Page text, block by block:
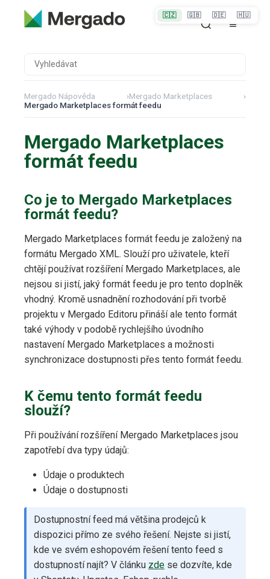
Mergado Nápověda ›Mergado Marketplaces
›
Mergado Marketplaces formát feedu
Mergado Marketplaces
formát feedu
Co je to Mergado Marketplaces
formát feedu?
Mergado Marketplaces formát feedu je založený na
formátu Mergado XML. Slouží pro uživatele, kteří
chtějí používat rozšíření Mergado Marketplaces, ale
nejsou si jistí, jaký formát feedu je pro tento doplněk
vhodný. Kromě usnadnění rozhodování při tvorbě
projektu v Mergado Editoru přináší ale tento formát
také výhody v podobě rychlejšího úvodního
nastavení Mergado Marketplaces a možnosti
synchronizace dostupnosti přes tento formát feedu.
K čemu tento formát feedu
slouží?
Při používání rozšíření Mergado Marketplaces jsou
zapotřebí dva typy údajů:
Údaje o produktech
Údaje o dostupnosti
Dostupnostní feed má většina prodejců k
dispozici přímo ze svého řešení. Nejste si jistí,
kde ve svém eshopovém řešení tento feed s
dostupností najít? V článku zde se dozvíte, kde
🇨🇿 🇬🇧 🇩🇪 🇭🇺